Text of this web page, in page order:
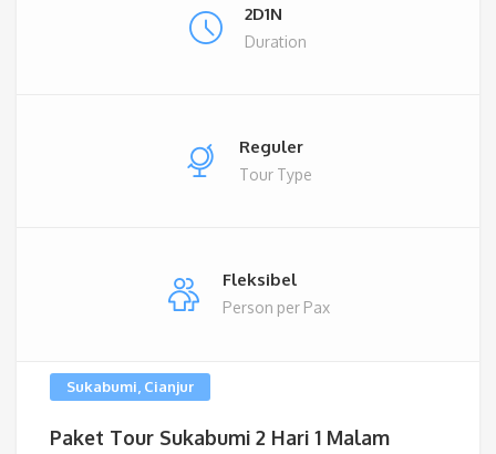
2D1N
Duration
Reguler
Tour Type
Fleksibel
Person per Pax
Sukabumi, Cianjur
Paket Tour Sukabumi 2 Hari 1 Malam